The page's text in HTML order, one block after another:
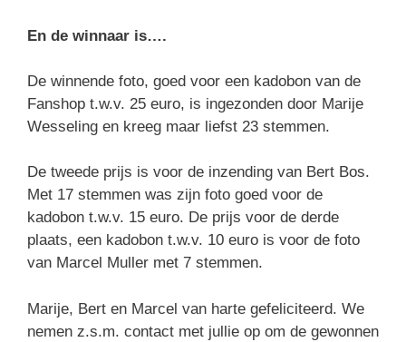
En de winnaar is….
De winnende foto, goed voor een kadobon van de
Fanshop t.w.v. 25 euro, is ingezonden door Marije
Wesseling en kreeg maar liefst 23 stemmen.
De tweede prijs is voor de inzending van Bert Bos.
Met 17 stemmen was zijn foto goed voor de
kadobon t.w.v. 15 euro. De prijs voor de derde
plaats, een kadobon t.w.v. 10 euro is voor de foto
van Marcel Muller met 7 stemmen.
Marije, Bert en Marcel van harte gefeliciteerd. We
nemen z.s.m. contact met jullie op om de gewonnen